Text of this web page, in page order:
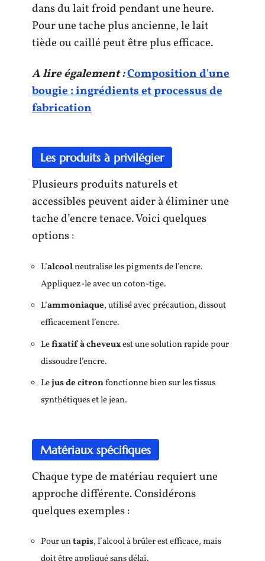
dans du lait froid pendant une heure.
Pour une tache plus ancienne, le lait
tiède ou caillé peut être plus efficace.
A lire également :Composition d'une
bougie : ingrédients et processus de
fabrication
Les produits à privilégier
Plusieurs produits naturels et
accessibles peuvent aider à éliminer une
tache d’encre tenace. Voici quelques
options :
L’alcoolneutralise les pigments de l’encre.
Appliquez-le avec un coton-tige.
L’ammoniaque, utilisé avec précaution, dissout
efficacement l’encre.
Lefixatif à cheveuxest une solution rapide pour
dissoudre l’encre.
Lejus de citronfonctionne bien sur les tissus
synthétiques et le jean.
Matériaux spécifiques
Chaque type de matériau requiert une
approche différente. Considérons
quelques exemples :
Pour untapis, l’alcool à brûler est efficace, mais